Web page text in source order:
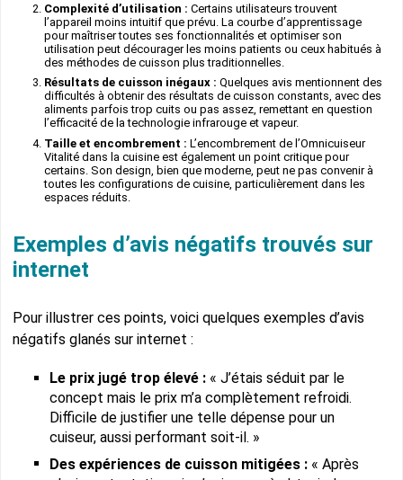
Complexité d’utilisation : Certains utilisateurs trouvent
l’appareil moins intuitif que prévu. La courbe d’apprentissage
pour maîtriser toutes ses fonctionnalités et optimiser son
utilisation peut décourager les moins patients ou ceux habitués à
des méthodes de cuisson plus traditionnelles.
Résultats de cuisson inégaux : Quelques avis mentionnent des
difficultés à obtenir des résultats de cuisson constants, avec des
aliments parfois trop cuits ou pas assez, remettant en question
l’efficacité de la technologie infrarouge et vapeur.
Taille et encombrement : L’encombrement de l’Omnicuiseur
Vitalité dans la cuisine est également un point critique pour
certains. Son design, bien que moderne, peut ne pas convenir à
toutes les configurations de cuisine, particulièrement dans les
espaces réduits.
Exemples d’avis négatifs trouvés sur
internet
Pour illustrer ces points, voici quelques exemples d’avis
négatifs glanés sur internet :
Le prix jugé trop élevé :« J’étais séduit par le
concept mais le prix m’a complètement refroidi.
Difficile de justifier une telle dépense pour un
cuiseur, aussi performant soit-il. »
Des expériences de cuisson mitigées :« Après